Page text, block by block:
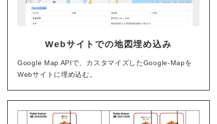
Webサイトでの地図埋め込み
Google Map APIで、カスタマイズしたGoogle-Mapを
Webサイトに埋め込む。